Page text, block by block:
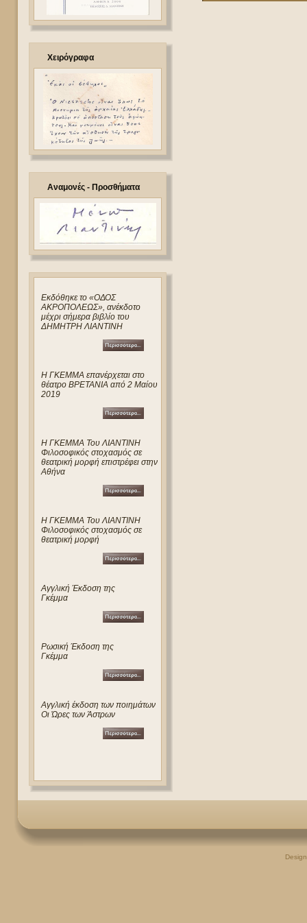
Χειρόγραφα
Αναμονές - Προσθήματα
Eκδόθηκε το «ΟΔΟΣ
ΑΚΡΟΠΟΛΕΩΣ», ανέκδοτο
μέχρι σήμερα βιβλίο του
ΔΗΜΗΤΡΗ ΛΙΑΝΤΙΝΗ
Η ΓΚΕΜΜΑ επανέρχεται στο
θέατρο ΒΡΕΤΑΝΙΑ από 2 Μαίου
2019
Η ΓΚΕΜΜΑ Του ΛΙΑΝΤΙΝΗ
Φιλοσοφικός στοχασμός σε
θεατρική μορφή επιστρέφει στην
Αθήνα
Η ΓΚΕΜΜΑ Του ΛΙΑΝΤΙΝΗ
Φιλοσοφικός στοχασμός σε
θεατρική μορφή
Αγγλική Έκδοση της
Γκέμμα
Ρωσική Έκδοση της
Γκέμμα
Αγγλική έκδοση των ποιημάτων
Οι Ώρες των Άστρων